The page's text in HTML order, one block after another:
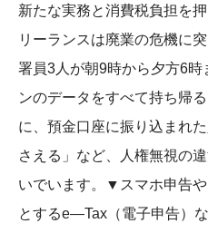
新たな実務と消費税負担を
リーランスは廃業の危機に
署員3人が朝9時から夕方6時
ンのデータをすべて持ち帰
に、預金口座に振り込まれ
さえる」など、人権無視の
いでいます。▼スマホ申告
とするe―Tax（電子申告）